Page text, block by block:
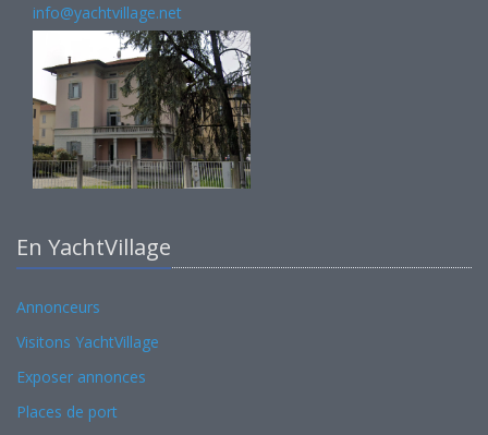
info@yachtvillage.net
En YachtVillage
Annonceurs
Visitons YachtVillage
Exposer annonces
Places de port